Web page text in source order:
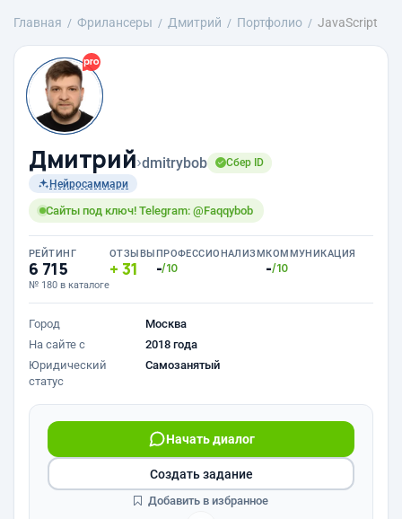
Главная Фрилансеры Дмитрий Портфолио JavaScript
Дмитрий›dmitrybob
Сбер ID
Нейросаммари
Сайты под ключ! Telegram: @Faqqybob
РЕЙТИНГ
6 715
№ 180 в каталоге
ОТЗЫВЫ
31
ПРОФЕССИОНАЛИЗМ
-/10
КОММУНИКАЦИЯ
-/10
Город
Москва
На сайте с
2018 года
Юридический
статус
Самозанятый
Начать диалог
Создать задание
Добавить в избранное